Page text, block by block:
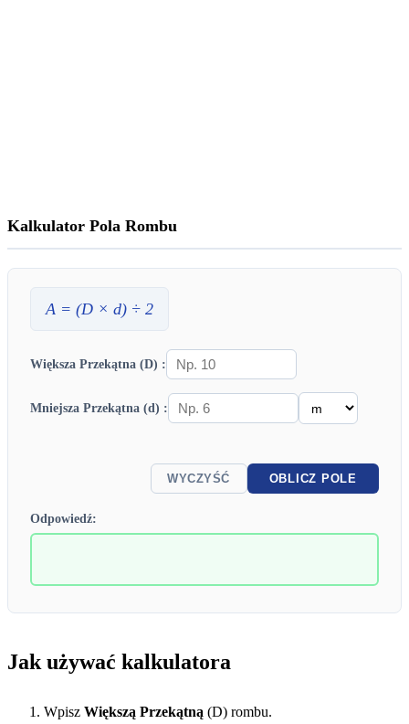
Kalkulator Pola Rombu
A = (D × d) ÷ 2
Większa Przekątna (D) :
Mniejsza Przekątna (d) :
WYCZYŚĆ OBLICZ POLE
Odpowiedź:
Jak używać kalkulatora
Wpisz Większą Przekątną (D) rombu.